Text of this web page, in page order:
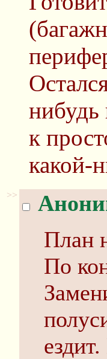
нибудь
к
какой-
>>
План
По